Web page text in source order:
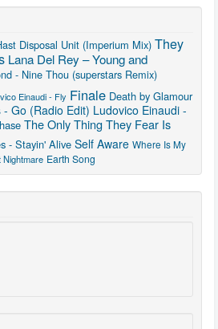
Disposal Unit (Imperium Mix) They
Lana Del Rey – Young and
- Nine Thou (superstars Remix)
Einaudi - Fly Finale Death by Glamour
Go (Radio Edit) Ludovico Einaudi -
The Only Thing They Fear Is
- Stayin' Alive Self Aware Where Is My
Nightmare Earth Song